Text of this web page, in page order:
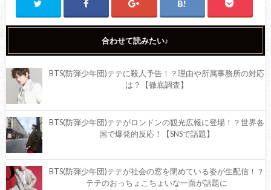
合わせて読みたい♪
BTS(防弾少年団)テテに殺人予告！？理由や所属事務所の対応
は？【徹底調査】
BTS(防弾少年団)テテがロンドンの観光広報に登場！？世界各
国で爆発的反応！【SNSで話題】
BTS(防弾少年団)テテが社会の窓を閉めている姿が生配信！？
テテのおっちょこちょいな一面が話題に